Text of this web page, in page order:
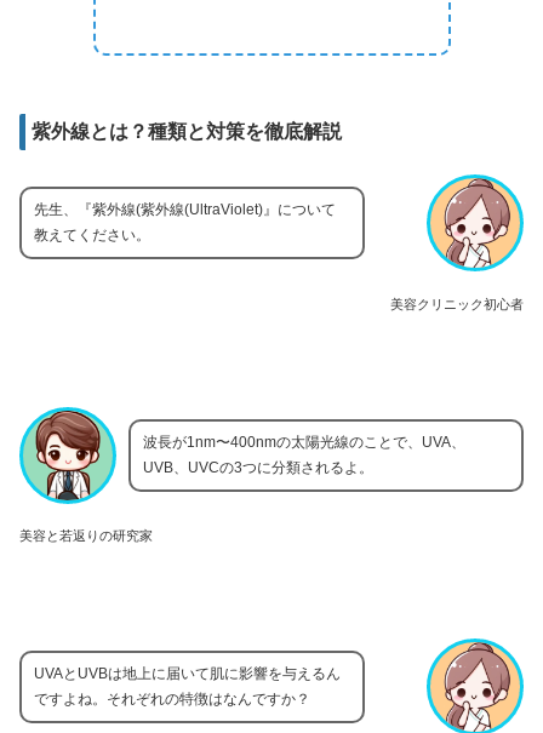
紫外線とは？種類と対策を徹底解説
美容クリニック初心者
先生、『紫外線(紫外線(UltraViolet)』について
教えてください。
美容と若返りの研究家
波長が1nm〜400nmの太陽光線のことで、UVA、
UVB、UVCの3つに分類されるよ。
UVAとUVBは地上に届いて肌に影響を与えるん
ですよね。それぞれの特徴はなんですか？